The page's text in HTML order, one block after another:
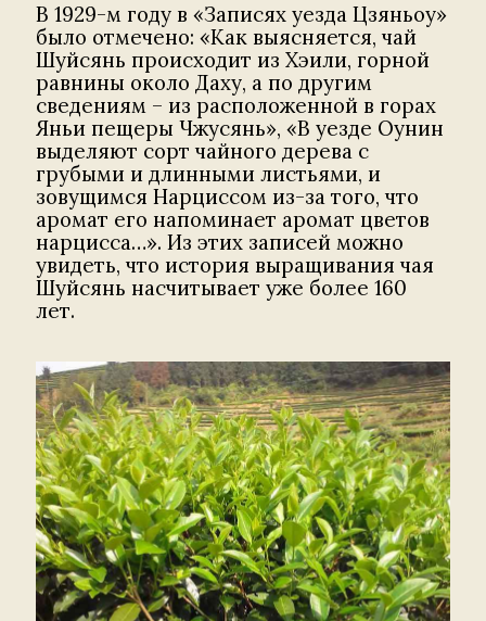
В 1929-м году в «Записях уезда Цзяньоу»
было отмечено: «Как выясняется, чай
Шуйсянь происходит из Хэили, горной
равнины около Даху, а по другим
сведениям – из расположенной в горах
Яньи пещеры Чжусянь», «В уезде Оунин
выделяют сорт чайного дерева с
грубыми и длинными листьями, и
зовущимся Нарциссом из-за того, что
аромат его напоминает аромат цветов
нарцисса…». Из этих записей можно
увидеть, что история выращивания чая
Шуйсянь насчитывает уже более 160
лет.